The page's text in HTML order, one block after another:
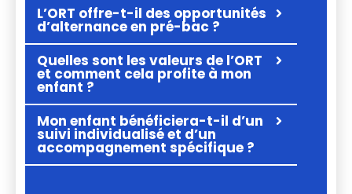
L’ORT offre-t-il des opportunités
d’alternance en pré-bac ?
Quelles sont les valeurs de l’ORT
et comment cela profite à mon
enfant ?
Mon enfant bénéficiera-t-il d’un
suivi individualisé et d’un
accompagnement spécifique ?